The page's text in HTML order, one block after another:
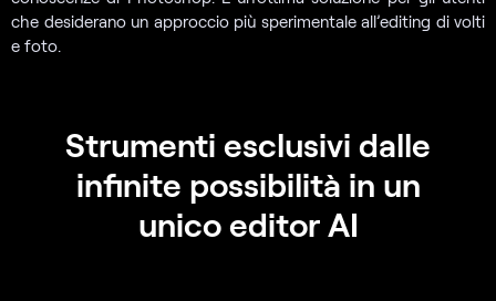
che desiderano un approccio più sperimentale all’editing di volti
e foto.
Strumenti esclusivi dalle
infinite possibilità in un
unico editor AI